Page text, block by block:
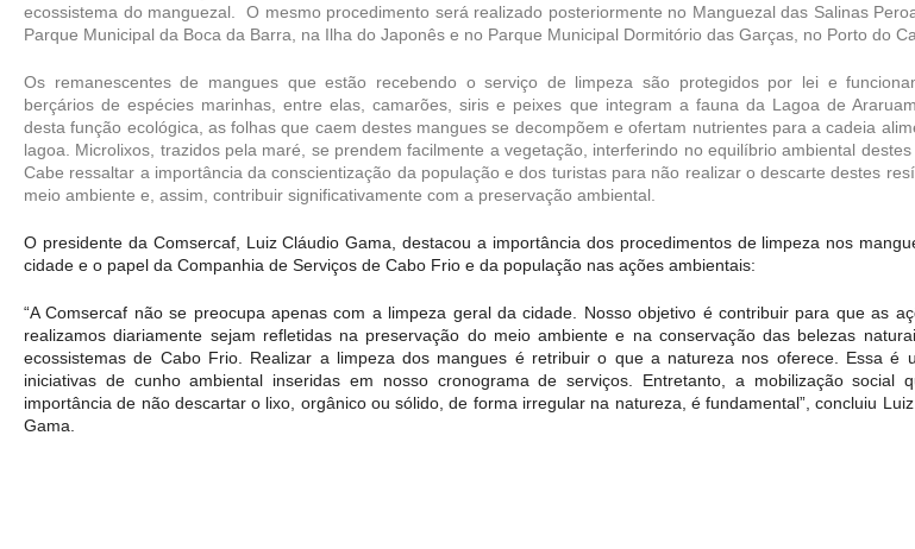
ecossistema do manguezal.  O mesmo procedimento será realizado posteriormente no Manguezal das Salinas
Parque Municipal da Boca da Barra, na Ilha do Japonês e no Parque Municipal Dormitório das Garças, no Porto do
Os remanescentes de mangues que estão recebendo o serviço de limpeza são protegidos por lei e
berçários de espécies marinhas, entre elas, camarões, siris e peixes que integram a fauna da Lagoa de
desta função ecológica, as folhas que caem destes mangues se decompõem e ofertam nutrientes para a cadeia
lagoa. Microlixos, trazidos pela maré, se prendem facilmente a vegetação, interferindo no equilíbrio ambiental destes
Cabe ressaltar a importância da conscientização da população e dos turistas para não realizar o descarte destes
meio ambiente e, assim, contribuir significativamente com a preservação ambiental.
O presidente da Comsercaf, Luiz Cláudio Gama, destacou a importância dos procedimentos de limpeza nos
cidade e o papel da Companhia de Serviços de Cabo Frio e da população nas ações ambientais:
“A Comsercaf não se preocupa apenas com a limpeza geral da cidade. Nosso objetivo é contribuir para que as
realizamos diariamente sejam refletidas na preservação do meio ambiente e na conservação das belezas
ecossistemas de Cabo Frio. Realizar a limpeza dos mangues é retribuir o que a natureza nos oferece. Essa é
iniciativas de cunho ambiental inseridas em nosso cronograma de serviços. Entretanto, a mobilização social
importância de não descartar o lixo, orgânico ou sólido, de forma irregular na natureza, é fundamental”, concluiu
Gama.